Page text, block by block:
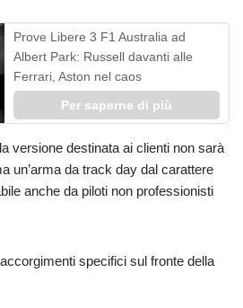
Prove Libere 3 F1 Australia ad
Albert Park: Russell davanti alle
Ferrari, Aston nel caos
Per saperne di più
versione destinata ai clienti non sarà
un’arma da track day dal carattere
anche da piloti non professionisti
specifici sul fronte della